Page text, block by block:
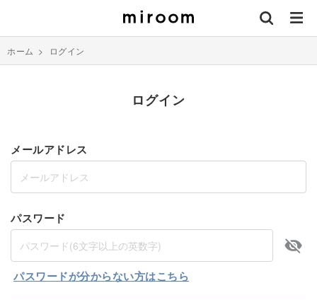
ホーム > ログイン
ログイン
メールアドレス
パスワード
パスワードが分からない方はこちら